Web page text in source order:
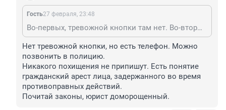
Гость27 февраля, 23:48
Во-первых, тревожной кнопки там нет. Во-вторых, тогда продавцы рисковали быть привлечёнными по статье: похищение ребёнка.
Нет тревожной кнопки, но есть телефон. Можно
позвонить в полицию.
Никакого похищения не припишут. Есть понятие
гражданский арест лица, задержанного во время
противоправных действий.
Почитай законы, юрист доморощенный.